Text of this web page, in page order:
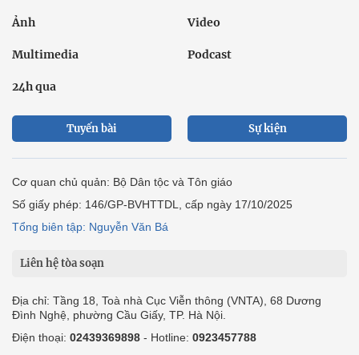
Ảnh Video
Multimedia Podcast
24h qua
Tuyến bài Sự kiện
Cơ quan chủ quản: Bộ Dân tộc và Tôn giáo
Số giấy phép: 146/GP-BVHTTDL, cấp ngày 17/10/2025
Tổng biên tập: Nguyễn Văn Bá
Liên hệ tòa soạn
Địa chỉ: Tầng 18, Toà nhà Cục Viễn thông (VNTA), 68 Dương
Đình Nghệ, phường Cầu Giấy, TP. Hà Nội.
Điện thoại: 02439369898 - Hotline: 0923457788